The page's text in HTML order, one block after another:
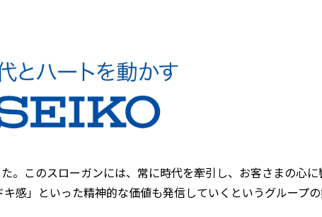
このスローガンには、常に時代を牽引し、お客さまの心に
感」といった精神的な価値も発信していくというグループの